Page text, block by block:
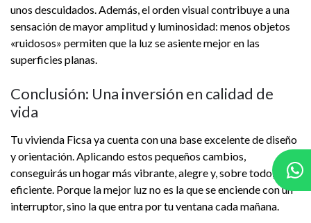
unos descuidados. Además, el orden visual contribuye a una
sensación de mayor amplitud y luminosidad: menos objetos
«ruidosos» permiten que la luz se asiente mejor en las
superficies planas.
Conclusión: Una inversión en calidad de
vida
Tu vivienda Ficsa ya cuenta con una base excelente de diseño
y orientación. Aplicando estos pequeños cambios,
conseguirás un hogar más vibrante, alegre y, sobre todo,
eficiente. Porque la mejor luz no es la que se enciende con un
interruptor, sino la que entra por tu ventana cada mañana.